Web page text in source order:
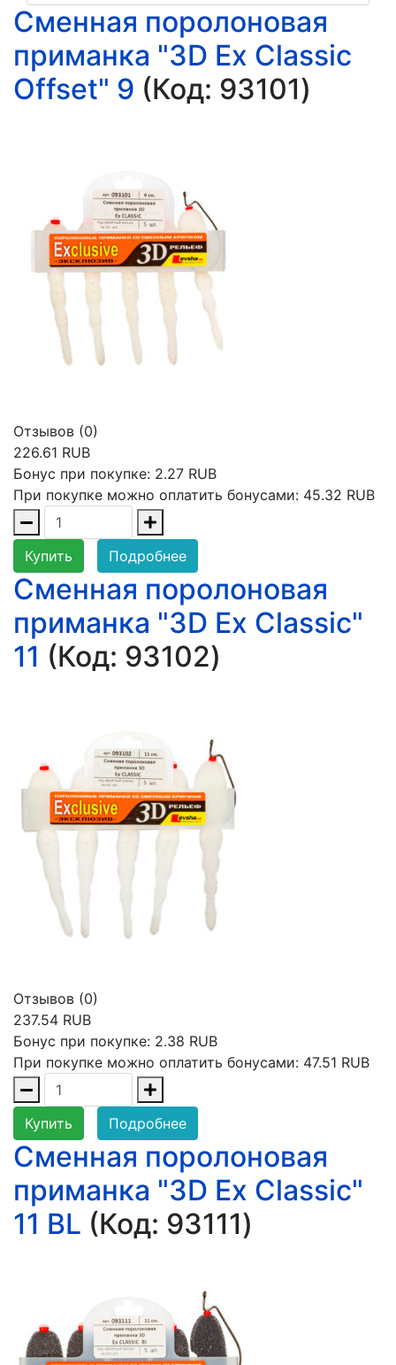
Сменная поролоновая
приманка "3D Ex Classic
Offset" 9 (Код: 93101)
Отзывов (0)
226.61 RUB
Бонус при покупке: 2.27 RUB
При покупке можно оплатить бонусами: 45.32 RUB
Купить Подробнее
Сменная поролоновая
приманка "3D Ex Classic"
11 (Код: 93102)
Отзывов (0)
237.54 RUB
Бонус при покупке: 2.38 RUB
При покупке можно оплатить бонусами: 47.51 RUB
Купить Подробнее
Сменная поролоновая
приманка "3D Ex Classic"
11 BL (Код: 93111)